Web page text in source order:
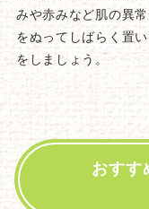
みや赤みなど肌の異
をぬってしばらく置
をしましょう。
おすす